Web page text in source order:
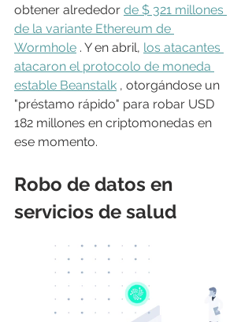
obtener alrededor de $ 321 millones
de la variante Ethereum de
Wormhole . Y en abril, los atacantes
atacaron el protocolo de moneda
estable Beanstalk , otorgándose un
"préstamo rápido" para robar USD
182 millones en criptomonedas en
ese momento.
Robo de datos en
servicios de salud